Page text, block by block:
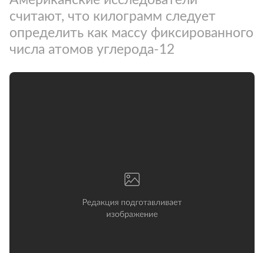
считают, что килограмм следует
определить как массу фиксированного
числа атомов углерода-12